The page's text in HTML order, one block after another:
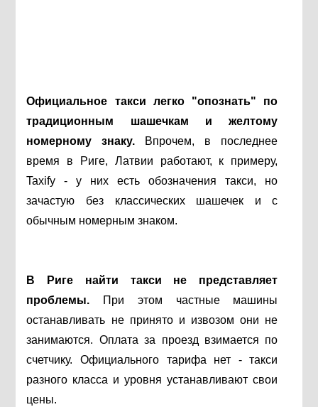
Официальное такси легко "опознать" по
традиционным шашечкам и желтому
номерному знаку.
Впрочем, в последнее
время в Риге, Латвии работают, к примеру,
Taxify - у них есть обозначения такси, но
зачастую без классических шашечек и с
обычным номерным знаком.
В Риге найти такси не представляет
проблемы. При этом частные машины
останавливать не принято и извозом они не
занимаются. Оплата за проезд взимается по
счетчику. Официального тарифа нет - такси
разного класса и уровня устанавливают свои
цены.